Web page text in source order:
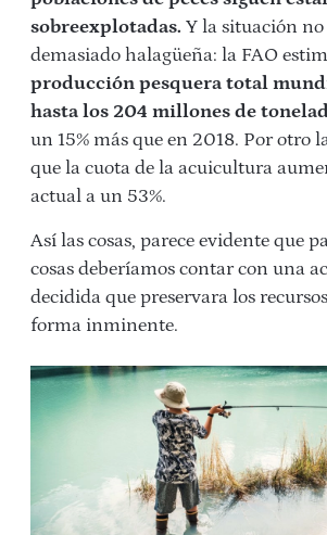
sobreexplotadas. Y la situación
demasiado halagüeña: la FAO
producción pesquera total
hasta los 204 millones de
un 15% más que en 2018. Por otro
que la cuota de la acuicultura
actual a un 53%.
Así las cosas, parece evidente que
cosas deberíamos contar con una
decidida que preservara los
forma inminente.